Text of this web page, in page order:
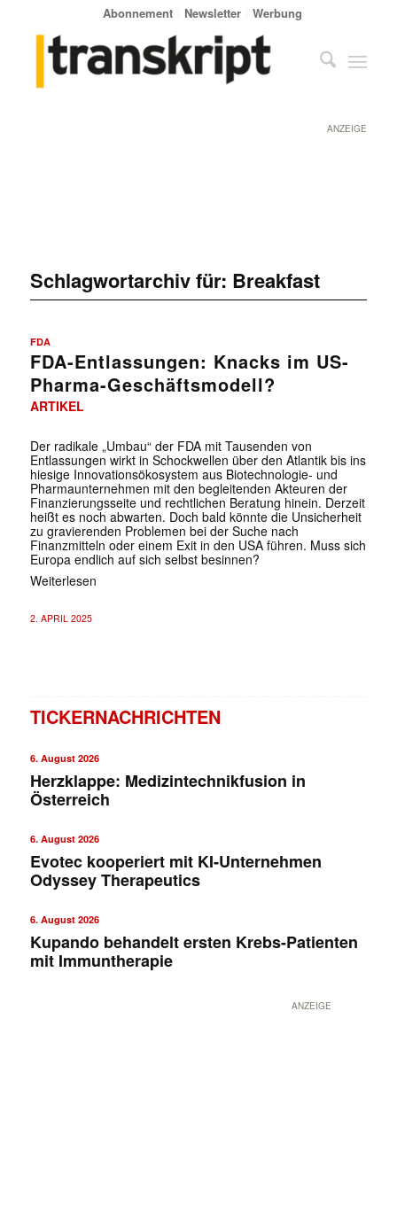
Abonnement Newsletter Werbung
ANZEIGE
Schlagwortarchiv für: Breakfast
FDA
FDA-Entlassungen: Knacks im US-
Pharma-Geschäftsmodell?
ARTIKEL
Der radikale „Umbau“ der FDA mit Tausenden von
Entlassungen wirkt in Schockwellen über den Atlantik bis ins
hiesige Innovationsökosystem aus Biotechnologie- und
Pharmaunternehmen mit den begleitenden Akteuren der
Finanzierungsseite und rechtlichen Beratung hinein. Derzeit
heißt es noch abwarten. Doch bald könnte die Unsicherheit
zu gravierenden Problemen bei der Suche nach
Finanzmitteln oder einem Exit in den USA führen. Muss sich
Europa endlich auf sich selbst besinnen?
Weiterlesen
2. APRIL 2025
TICKERNACHRICHTEN
6. August 2026
Herzklappe: Medizintechnikfusion in
Österreich
6. August 2026
Evotec kooperiert mit KI-Unternehmen
Odyssey Therapeutics
6. August 2026
Kupando behandelt ersten Krebs-Patienten
mit Immuntherapie
ANZEIGE